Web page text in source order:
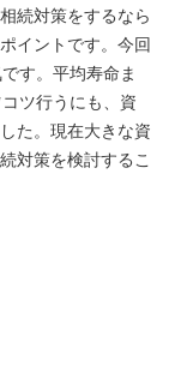
続対策をするなら
イントです。今回
す。平均寿命ま
ツ行うにも、資
た。現在大きな資
対策を検討するこ